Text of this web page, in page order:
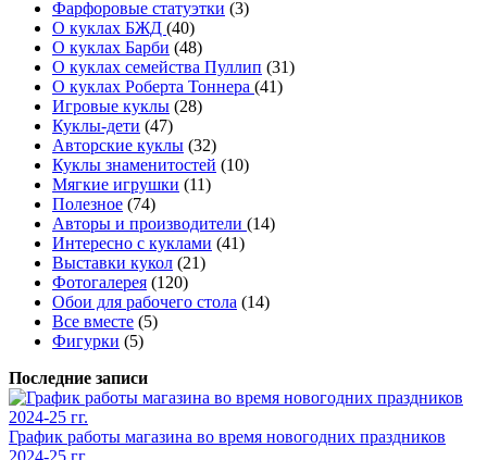
Фарфоровые статуэтки (3)
О куклах БЖД (40)
О куклах Барби (48)
О куклах семейства Пуллип (31)
О куклах Роберта Тоннера (41)
Игровые куклы (28)
Куклы-дети (47)
Авторские куклы (32)
Куклы знаменитостей (10)
Мягкие игрушки (11)
Полезное (74)
Авторы и производители (14)
Интересно с куклами (41)
Выставки кукол (21)
Фотогалерея (120)
Обои для рабочего стола (14)
Все вместе (5)
Фигурки (5)
Последние записи
График работы магазина во время новогодних праздников
2024-25 гг.